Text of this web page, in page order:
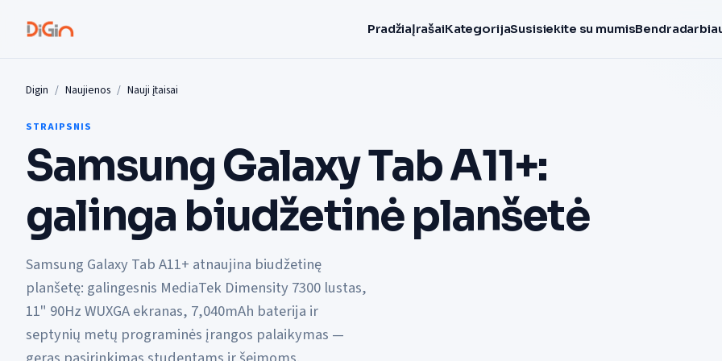
PradžiaĮrašaiKategorijaSusisiekite su mumis
Digin Naujienos Nauji įtaisai
STRAIPSNIS
Samsung Galaxy Tab A11+:
galinga biudžetinė planšetė
Samsung Galaxy Tab A11+ atnaujina biudžetinę
planšetę: galingesnis MediaTek Dimensity 7300 lustas,
11" 90Hz WUXGA ekranas, 7,040mAh baterija ir
septynių metų programinės įrangos palaikymas —